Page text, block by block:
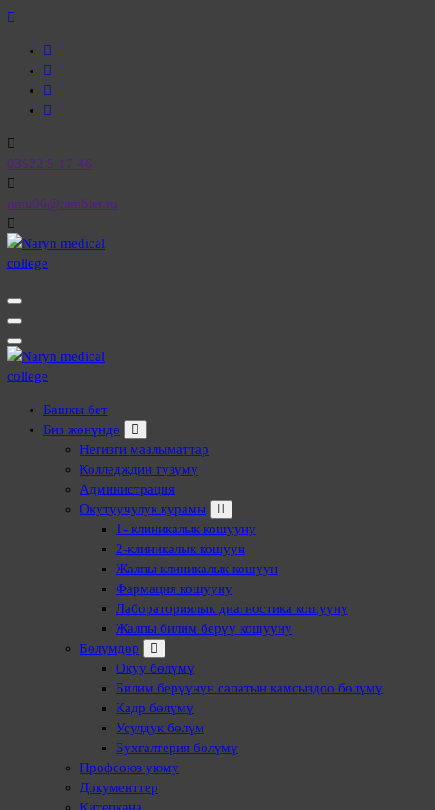
03522 5-17-46
nmu06@rambler.ru
Нарын медициналык колледжи
Нарын медициналык колледжи
Башкы бет
Биз жөнүндө
Негизги маалыматтар
Колледждин түзүмү
Администрация
Окутуучулук курамы
1- клиникалык кошууну
2-клиникалык кошуун
Жалпы клиникалык кошуун
Фармация кошууну
Лабораториялык диагностика кошууну
Жалпы билим берүү кошууну
Бөлүмдөр
Окуу бөлүмү
Билим берүүнүн сапатын камсыздоо бөлүмү
Кадр бөлүмү
Усулдук бөлүм
Бухгалтерия бөлүмү
Профсоюз уюму
Документтер